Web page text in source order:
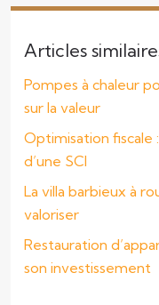
Articles
Pompes à chaleur
sur la valeur
Optimisation fiscale
d’une SCI
La villa barbieux à
valoriser
Restauration
son investissement